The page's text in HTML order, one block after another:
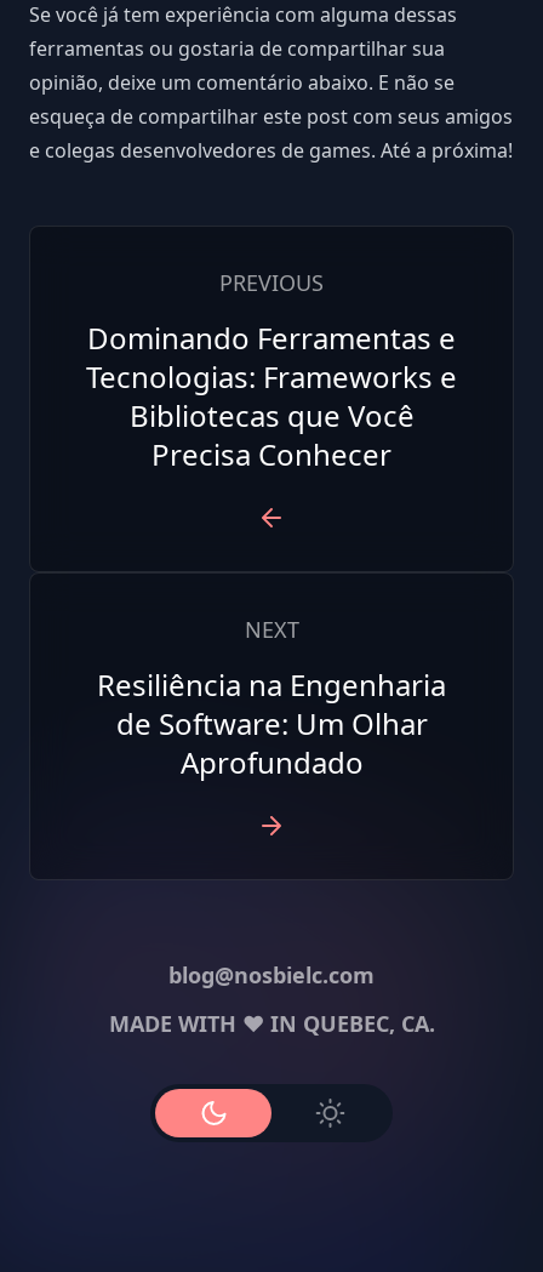
Se você já tem experiência com alguma dessas
ferramentas ou gostaria de compartilhar sua
opinião, deixe um comentário abaixo. E não se
esqueça de compartilhar este post com seus amigos
e colegas desenvolvedores de games. Até a próxima!
PREVIOUS
Dominando Ferramentas e
Tecnologias: Frameworks e
Bibliotecas que Você
Precisa Conhecer
NEXT
Resiliência na Engenharia
de Software: Um Olhar
Aprofundado
blog@nosbielc.com
MADE WITH ❤️ IN QUEBEC, CA.